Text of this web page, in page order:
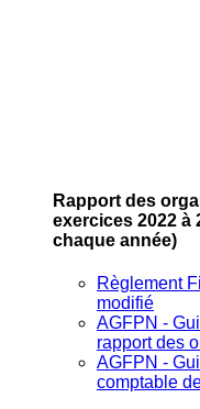
Rapport des
exercices 2022 à
chaque année)
Règlement
modifié
AGFPN ‐
rapport des
AGFPN ‐
comptable